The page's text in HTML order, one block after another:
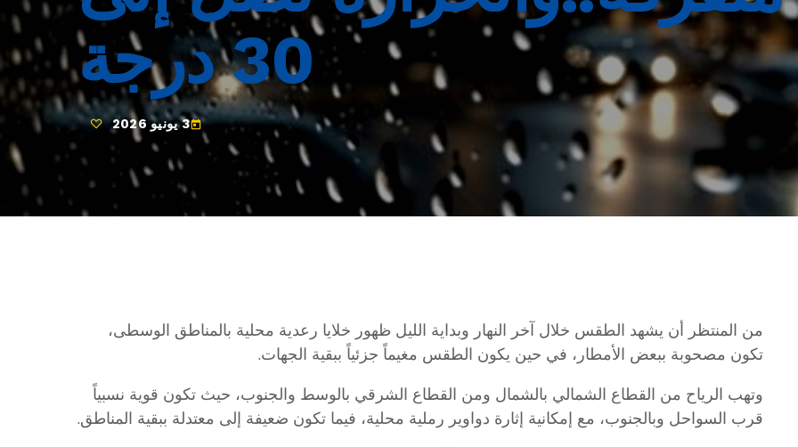
30 درجة
today3 يونيو 2026
من المنتظر أن يشهد الطقس خلال آخر النهار وبداية الليل ظهور خلايا رعدية محلية بالمناطق الوسطى،
تكون مصحوبة ببعض الأمطار، في حين يكون الطقس مغيماً جزئياً ببقية الجهات.
وتهب الرياح من القطاع الشمالي بالشمال ومن القطاع الشرقي بالوسط والجنوب، حيث تكون قوية نسبياً
قرب السواحل وبالجنوب، مع إمكانية إثارة دواوير رملية محلية، فيما تكون ضعيفة إلى معتدلة ببقية المناطق.